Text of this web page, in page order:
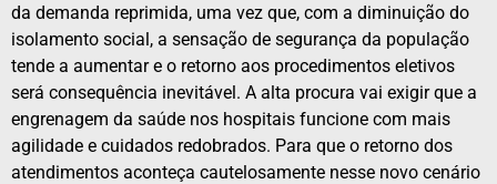
da demanda reprimida, uma vez que, com a diminuição do
isolamento social, a sensação de segurança da população
tende a aumentar e o retorno aos procedimentos eletivos
será consequência inevitável. A alta procura vai exigir que a
engrenagem da saúde nos hospitais funcione com mais
agilidade e cuidados redobrados. Para que o retorno dos
atendimentos aconteça cautelosamente nesse novo cenário